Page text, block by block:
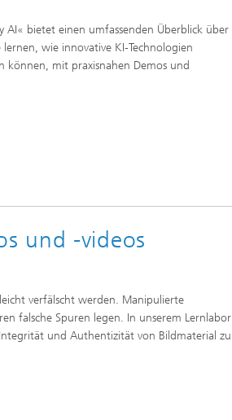
AI« bietet einen umfassenden Überblick über
wie innovative KI-Technologien
mit praxisnahen Demos und
und -videos
verfälscht werden. Manipulierte
falsche Spuren legen. In unserem Lernlabor
und Authentizität von Bildmaterial zu